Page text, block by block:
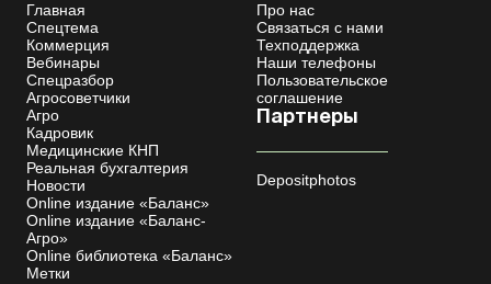
Главная
Спецтема
Коммерция
Вебинары
Спецразбор
Агросоветчики
Агро
Кадровик
Медицинские КНП
Реальная бухгалтерия
Новости
Online издание «Баланс»
Online издание «Баланс-
Агро»
Online библиотека «Баланс»
Метки
Про нас
Связаться с нами
Техподдержка
Наши телефоны
Пользовательское
соглашение
Партнеры
Depositphotos